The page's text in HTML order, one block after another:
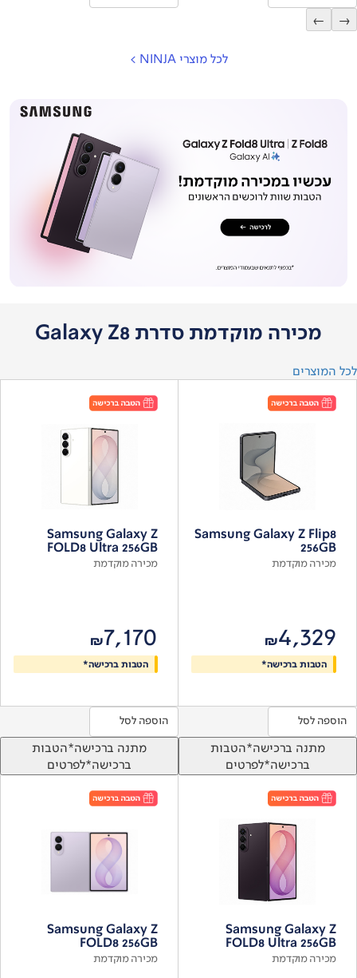
→
←
לכל מוצרי NINJA >
מכירה מוקדמת סדרת Galaxy Z8
לכל המוצרים
Samsung Galaxy Z Flip8
256GB
מכירה מוקדמת
₪4,329
הטבות ברכישה*
הוספה לסל
מתנה ברכישה*הטבות
ברכישה*לפרטים
Samsung Galaxy Z
FOLD8 Ultra 256GB
מכירה מוקדמת
₪7,170
הטבות ברכישה*
הוספה לסל
מתנה ברכישה*הטבות
ברכישה*לפרטים
Samsung Galaxy Z
FOLD8 Ultra 256GB
מכירה מוקדמת
Samsung Galaxy Z
FOLD8 256GB
מכירה מוקדמת